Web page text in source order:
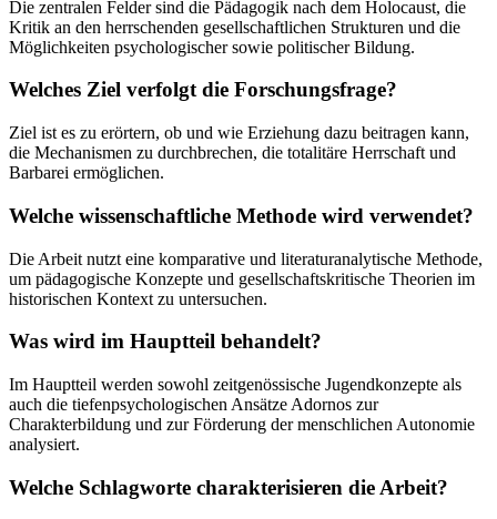
Die zentralen Felder sind die Pädagogik nach dem Holocaust, die
Kritik an den herrschenden gesellschaftlichen Strukturen und die
Möglichkeiten psychologischer sowie politischer Bildung.
Welches Ziel verfolgt die Forschungsfrage?
Ziel ist es zu erörtern, ob und wie Erziehung dazu beitragen kann,
die Mechanismen zu durchbrechen, die totalitäre Herrschaft und
Barbarei ermöglichen.
Welche wissenschaftliche Methode wird verwendet?
Die Arbeit nutzt eine komparative und literaturanalytische Methode,
um pädagogische Konzepte und gesellschaftskritische Theorien im
historischen Kontext zu untersuchen.
Was wird im Hauptteil behandelt?
Im Hauptteil werden sowohl zeitgenössische Jugendkonzepte als
auch die tiefenpsychologischen Ansätze Adornos zur
Charakterbildung und zur Förderung der menschlichen Autonomie
analysiert.
Welche Schlagworte charakterisieren die Arbeit?